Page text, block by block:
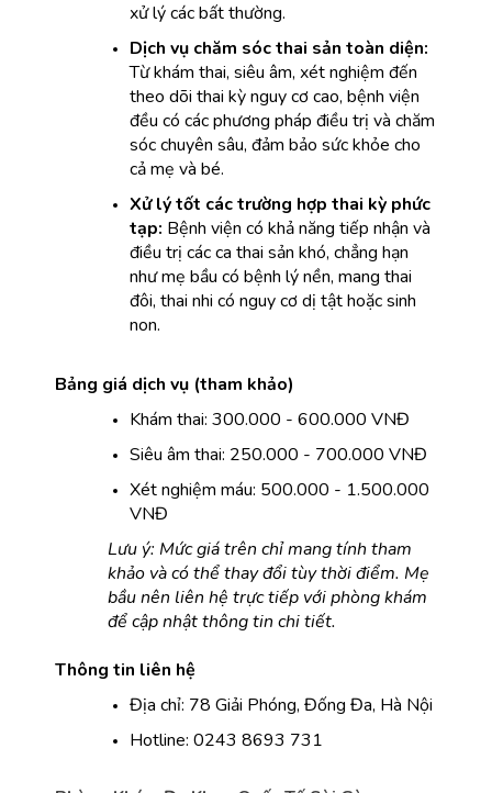
xử lý các bất thường.
Dịch vụ chăm sóc thai sản toàn diện:
Từ khám thai, siêu âm, xét nghiệm đến
theo dõi thai kỳ nguy cơ cao, bệnh viện
đều có các phương pháp điều trị và chăm
sóc chuyên sâu, đảm bảo sức khỏe cho
cả mẹ và bé.
Xử lý tốt các trường hợp thai kỳ phức
tạp: Bệnh viện có khả năng tiếp nhận và
điều trị các ca thai sản khó, chẳng hạn
như mẹ bầu có bệnh lý nền, mang thai
đôi, thai nhi có nguy cơ dị tật hoặc sinh
non.
Bảng giá dịch vụ (tham khảo)
Khám thai: 300.000 - 600.000 VNĐ
Siêu âm thai: 250.000 - 700.000 VNĐ
Xét nghiệm máu: 500.000 - 1.500.000
VNĐ
Lưu ý: Mức giá trên chỉ mang tính tham
khảo và có thể thay đổi tùy thời điểm. Mẹ
bầu nên liên hệ trực tiếp với phòng khám
để cập nhật thông tin chi tiết.
Thông tin liên hệ
Địa chỉ: 78 Giải Phóng, Đống Đa, Hà Nội
Hotline: 0243 8693 731